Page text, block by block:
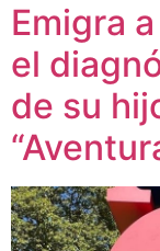
Emigra
el
de su